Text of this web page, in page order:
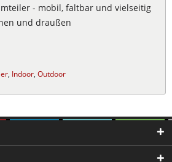
- mobil, faltbar und vielseitig
und draußen
, Indoor, Outdoor